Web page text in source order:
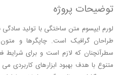
توضیحات پروژه
لورم ایپسوم متن ساختگی با تولید
طراحان گرافیک است. چاپگرها و
سطرآنچنان که لازم است و برای شرایط
متنوع با هدف بهبود ابزارهای